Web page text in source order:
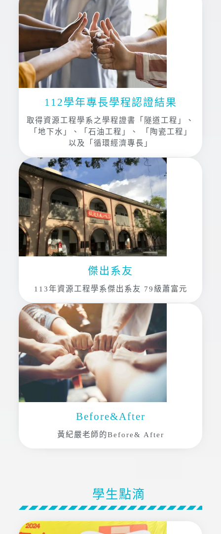
112學年專長學程認證結果
取得資源工程學系之學程證書「隧道工程」、
「地下水」、「石油工程」、 「陶瓷工程」
以及「循環經濟專長」
傑出系友
113年資源工程學系傑出系友 79級蕭富元
Before&After
黃紀嚴老師的Before& After
學生點滴